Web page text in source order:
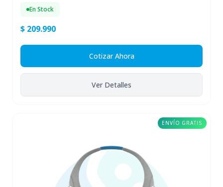
En Stock
$ 209.990
Cotizar Ahora
Ver Detalles
ENVÍO GRATIS